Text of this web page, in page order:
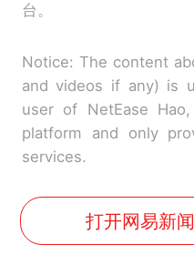
台。
Notice: The content
and videos if any) is
user of NetEase
platform and only
services.
打开网易新